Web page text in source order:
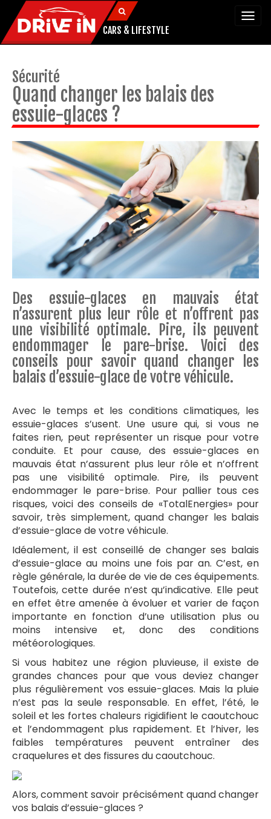
CARS & LIFESTYLE
Sécurité
Quand changer les balais des
essuie-glaces ?
Des essuie-glaces en mauvais état
n’assurent plus leur rôle et n’offrent pas
une visibilité optimale. Pire, ils peuvent
endommager le pare-brise. Voici des
conseils pour savoir quand changer les
balais d’essuie-glace de votre véhicule.
Avec le temps et les conditions climatiques, les
essuie-glaces s’usent. Une usure qui, si vous ne
faites rien, peut représenter un risque pour votre
conduite. Et pour cause, des essuie-glaces en
mauvais état n’assurent plus leur rôle et n’offrent
pas une visibilité optimale. Pire, ils peuvent
endommager le pare-brise. Pour pallier tous ces
risques, voici des conseils de «TotalEnergies» pour
savoir, très simplement, quand changer les balais
d’essuie-glace de votre véhicule.
Idéalement, il est conseillé de changer ses balais
d’essuie-glace au moins une fois par an. C’est, en
règle générale, la durée de vie de ces équipements.
Toutefois, cette durée n’est qu’indicative. Elle peut
en effet être amenée à évoluer et varier de façon
importante en fonction d’une utilisation plus ou
moins intensive et, donc des conditions
météorologiques.
Si vous habitez une région pluvieuse, il existe de
grandes chances pour que vous deviez changer
plus régulièrement vos essuie-glaces. Mais la pluie
n’est pas la seule responsable. En effet, l’été, le
soleil et les fortes chaleurs rigidifient le caoutchouc
et l’endommagent plus rapidement. Et l’hiver, les
faibles températures peuvent entraîner des
craquelures et des fissures du caoutchouc.
Alors, comment savoir précisément quand changer
vos balais d’essuie-glaces ?